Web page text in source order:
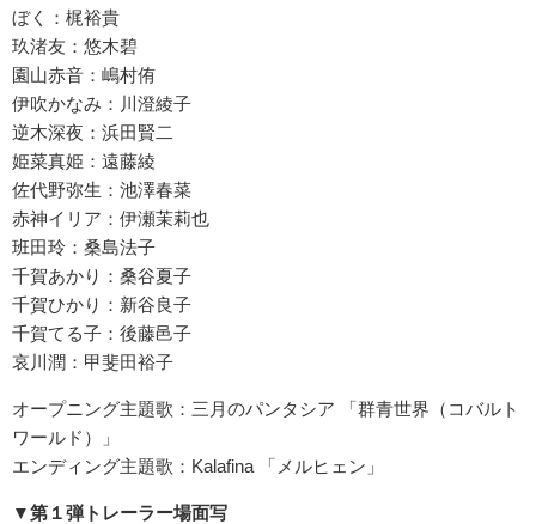
ぼく：梶裕貴
玖渚友：悠木碧
園山赤音：嶋村侑
伊吹かなみ：川澄綾子
逆木深夜：浜田賢二
姫菜真姫：遠藤綾
佐代野弥生：池澤春菜
赤神イリア：伊瀬茉莉也
班田玲：桑島法子
千賀あかり：桑谷夏子
千賀ひかり：新谷良子
千賀てる子：後藤邑子
哀川潤：甲斐田裕子
オープニング主題歌：三月のパンタシア 「群青世界（コバルト
ワールド）」
エンディング主題歌：Kalafina 「メルヒェン」
▼第１弾トレーラー場面写